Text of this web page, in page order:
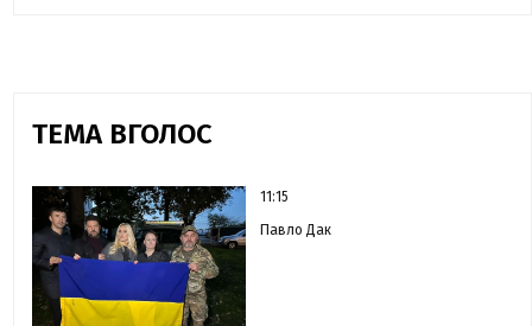
ТЕМА ВГОЛОС
11:15
Павло Дак